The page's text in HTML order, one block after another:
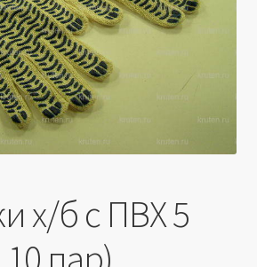
х/б с ПВХ 5